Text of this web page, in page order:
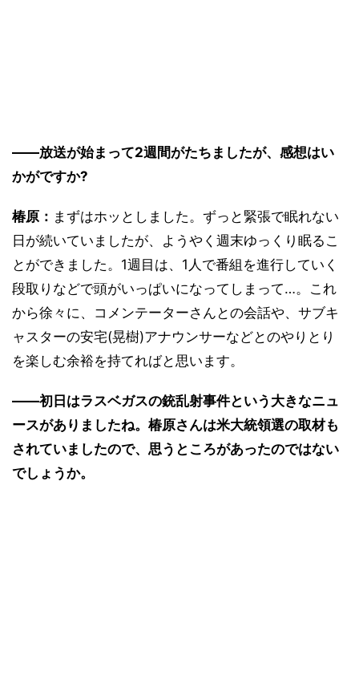
――放送が始まって2週間がたちましたが、感想はい
かがですか?
椿原： まずはホッとしました。ずっと緊張で眠れない
日が続いていましたが、ようやく週末ゆっくり眠るこ
とができました。1週目は、1人で番組を進行していく
段取りなどで頭がいっぱいになってしまって…。これ
から徐々に、コメンテーターさんとの会話や、サブキ
ャスターの安宅(晃樹)アナウンサーなどとのやりとり
を楽しむ余裕を持てればと思います。
――初日はラスベガスの銃乱射事件という大きなニュ
ースがありましたね。椿原さんは米大統領選の取材も
されていましたので、思うところがあったのではない
でしょうか。